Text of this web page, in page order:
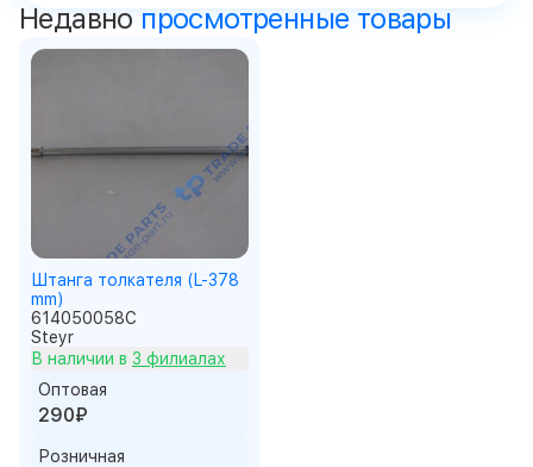
Недавно просмотренные товары
Штанга толкателя (L-378
mm)
614050058C
Steyr
В наличии в 3 филиалах
Оптовая
290₽
Розничная